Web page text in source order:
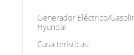
Generador Eléctrico/
Hyundai
Características: